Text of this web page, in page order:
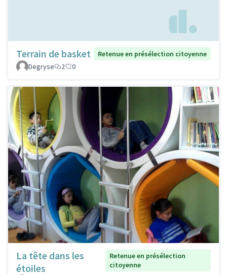
Terrain de basket
Retenue en présélection citoyenne
Degryse
2 0
La tête dans les
étoiles
Retenue en présélection
citoyenne